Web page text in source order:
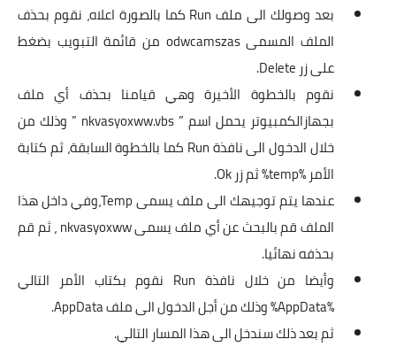
بعد وصولك الى ملف Run كما بالصورة اعلاه، نقوم بحذف
الملف المسمى odwcamszas من قائمة التبويب بضغط
على زر Delete.
نقوم بالخطوة الأخيرة وهي قيامنا بحذف أي ملف
بجهازالكمبيوتر يحمل اسم ” nkvasyoxww.vbs ” وذلك من
خلال الدخول الى نافذة Run كما بالخطوة السابقة، ثم كتابة
الأمر %temp% ثم زر Ok.
عندها يتم توجيهك الى ملف يسمى Temp،وفي داخل هذا
الملف قم بالبحث عن أي ملف يسمى nkvasyoxww ، ثم قم
بحذفه نهائيا.
وأيضا من خلال نافذة Run نقوم بكتاب الأمر التالي
%AppData% وذلك من أجل الدخول الى ملف AppData.
ثم بعد ذلك سندخل الى هذا المسار التالي.